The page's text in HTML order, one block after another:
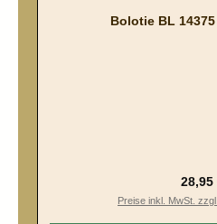
Bolotie BL
28,95
Preise inkl. MwSt.